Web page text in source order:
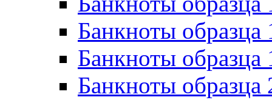
Банкноты образца
Банкноты
Банкноты